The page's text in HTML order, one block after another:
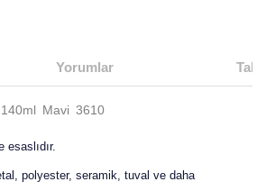
Yorumlar
Mavi 3610
esaslıdır.
polyester, seramik, tuval ve daha